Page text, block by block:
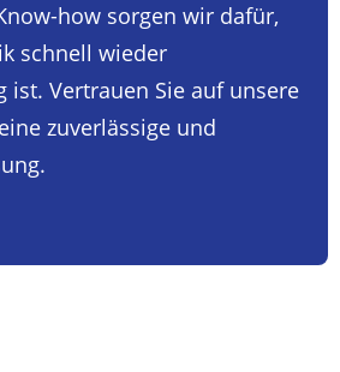
how sorgen wir dafür,
schnell wieder
Vertrauen Sie auf unsere
zuverlässige und